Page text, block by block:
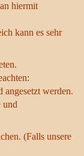
hiermit
kann es sehr
werden.
und
(Falls unsere